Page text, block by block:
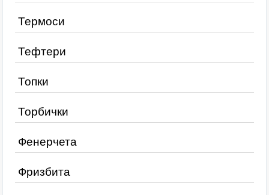
Термоси
Тефтери
Топки
Торбички
Фенерчета
Фризбита